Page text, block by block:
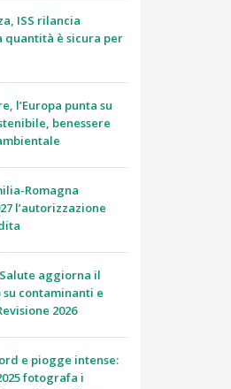
ISS rilancia
quantità è sicura per
l’Europa punta su
benessere
Romagna
l’autorizzazione
aggiorna il
contaminanti e
2026
e piogge intense:
fotografa i